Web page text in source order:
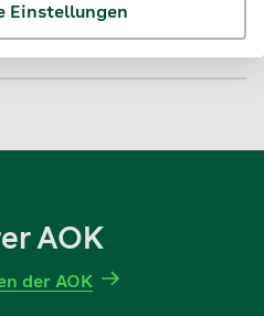
Einstellungen
AOK
der AOK